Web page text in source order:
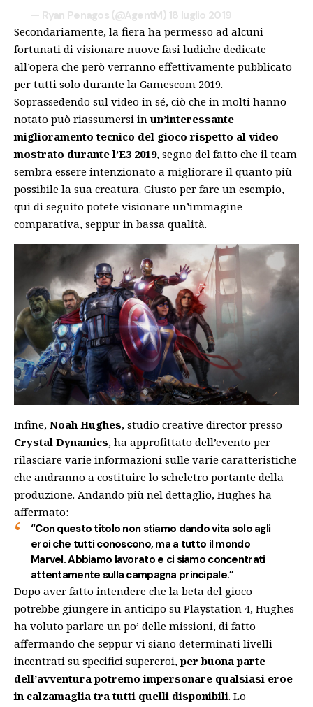
— Ryan Penagos (@AgentM) 18 luglio 2019
Secondariamente, la fiera ha permesso ad alcuni
fortunati di visionare nuove fasi ludiche dedicate
all’opera che però verranno effettivamente pubblicato
per tutti solo durante la Gamescom 2019.
Soprassedendo sul video in sé, ciò che in molti hanno
notato può riassumersi in un’interessante
miglioramento tecnico del gioco rispetto al video
mostrato durante l’E3 2019, segno del fatto che il team
sembra essere intenzionato a migliorare il quanto più
possibile la sua creatura. Giusto per fare un esempio,
qui di seguito potete visionare un’immagine
comparativa, seppur in bassa qualità.
Infine, Noah Hughes, studio creative director presso
Crystal Dynamics, ha approfittato dell’evento per
rilasciare varie informazioni sulle varie caratteristiche
che andranno a costituire lo scheletro portante della
produzione. Andando più nel dettaglio, Hughes ha
affermato:
“Con questo titolo non stiamo dando vita solo agli
eroi che tutti conoscono, ma a tutto il mondo
Marvel. Abbiamo lavorato e ci siamo concentrati
attentamente sulla campagna principale.”
Dopo aver fatto intendere che la beta del gioco
potrebbe giungere in anticipo su Playstation 4, Hughes
ha voluto parlare un po’ delle missioni, di fatto
affermando che seppur vi siano determinati livelli
incentrati su specifici supereroi,per buona parte
dell’avventura potremo impersonare qualsiasi eroe
in calzamaglia tra tutti quelli disponibili. Lo